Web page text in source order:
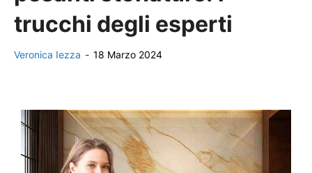
trucchi degli esperti
Veronica Iezza - 18 Marzo 2024